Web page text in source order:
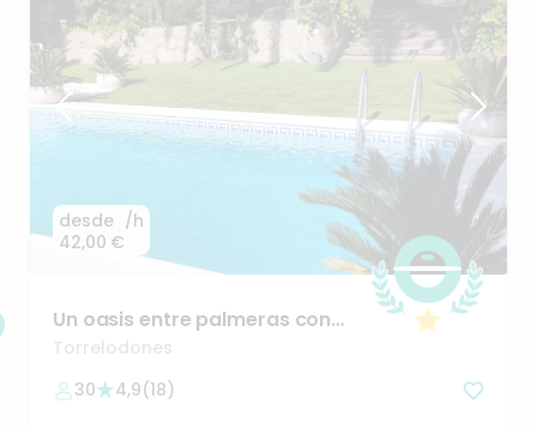
desde
42,00 €
/h
Un oasis entre palmeras con
vistas
a Madrid
Torrelodones
30
4,9(18)